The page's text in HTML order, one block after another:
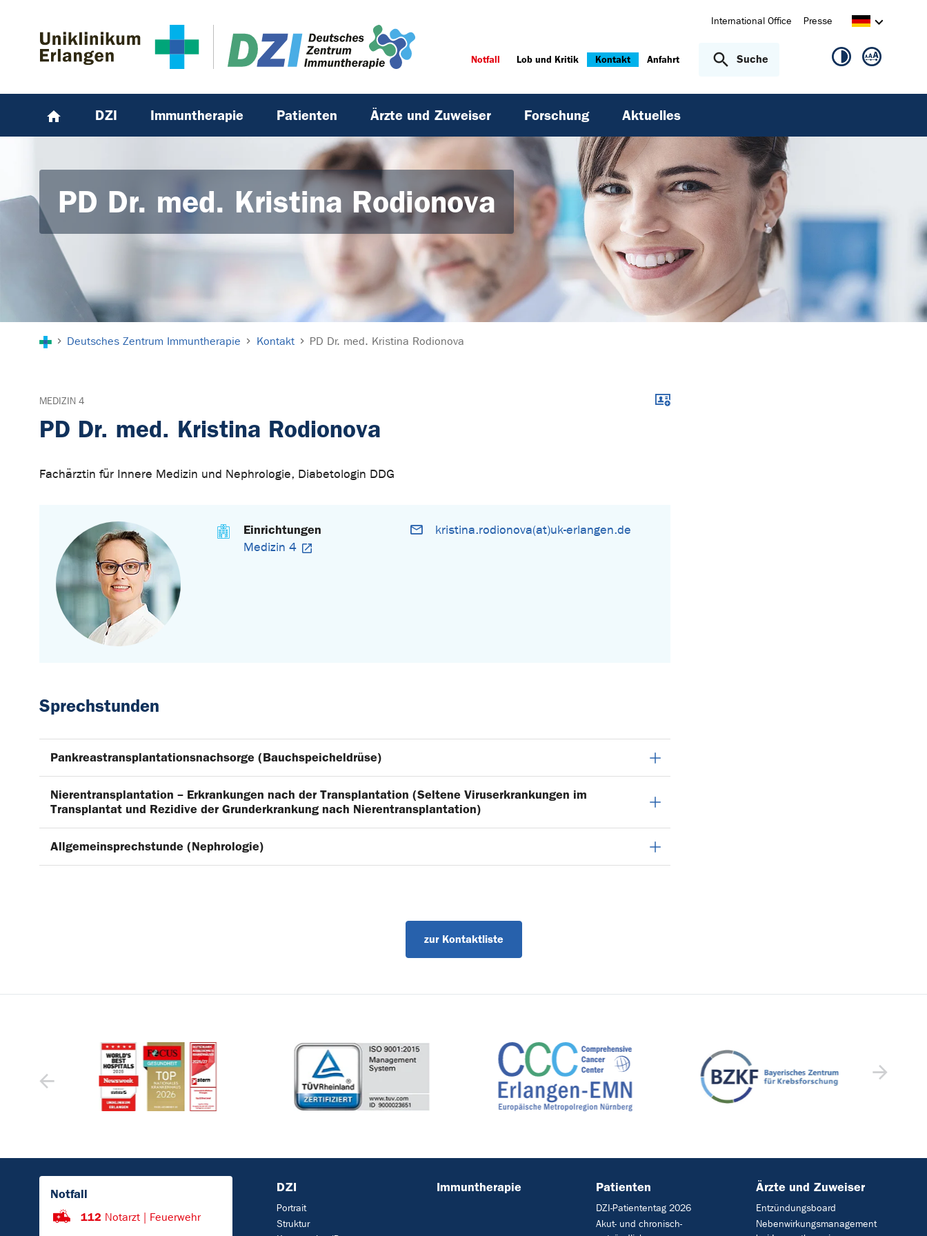
International Office Presse
Notfall Lob und Kritik Kontakt Anfahrt Suche
DZI Immuntherapie Patienten Ärzte und Zuweiser Forschung Aktuelles
PD Dr. med. Kristina Rodionova
Deutsches Zentrum Immuntherapie Kontakt PD Dr. med. Kristina Rodionova
MEDIZIN 4
PD Dr. med. Kristina Rodionova
Fachärztin für Innere Medizin und Nephrologie, Diabetologin DDG
Download im .vcf-Format
Einrichtungen
Medizin 4
kristina.rodionova(at)uk-erlangen.de
Sprechstunden
Pankreastransplantationsnachsorge (Bauchspeicheldrüse)
Nierentransplantation – Erkrankungen nach der Transplantation (Seltene Viruserkrankungen im
Transplantat und Rezidive der Grunderkrankung nach Nierentransplantation)
Allgemeinsprechstunde (Nephrologie)
zur Kontaktliste
Notfall
112 Notarzt | Feuerwehr
DZI
Portrait
Struktur
Immuntherapie Patienten
DZI-Patiententag 2026
Akut- und chronisch-
Ärzte und Zuweiser
Entzündungsboard
Nebenwirkungsmanagement